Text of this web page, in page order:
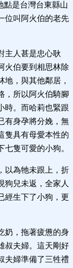
點是台灣台東縣山
位叫阿火伯的老先
主人甚是忠心耿
火伯要到相思林除
，與其他鄰居，
，所以阿火伯騎腳
時。而哈莉也緊跟
有身孕將分娩，無
隻具有母愛本性的
隻可愛的小狗。
以為牠未跟上，折
狗兒未返，全家人
經生下了小狗，更
奶，拖著疲憊的身
叔夫婦。這天剛好
夫婦準備了三牲禮